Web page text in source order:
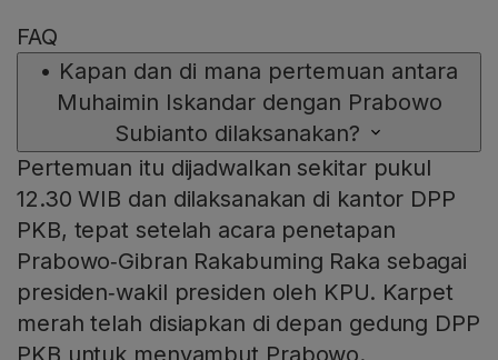
FAQ
• Kapan dan di mana pertemuan antara
Muhaimin Iskandar dengan Prabowo
Subianto dilaksanakan?
Pertemuan itu dijadwalkan sekitar pukul
12.30 WIB dan dilaksanakan di kantor DPP
PKB, tepat setelah acara penetapan
Prabowo‑Gibran Rakabuming Raka sebagai
presiden‑wakil presiden oleh KPU. Karpet
merah telah disiapkan di depan gedung DPP